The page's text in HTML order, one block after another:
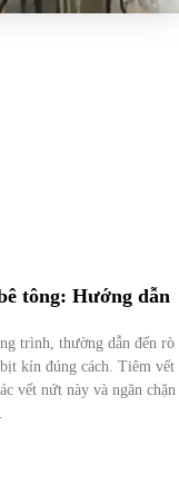
tông: Hướng dẫn
trình, thường dẫn đến rò
kín đúng cách. Tiêm vết
vết nứt này và ngăn chặn